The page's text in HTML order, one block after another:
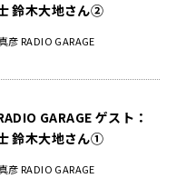
鈴木大地さん②
彦 RADIO GARAGE
GARAGE ゲスト：
鈴木大地さん①
彦 RADIO GARAGE